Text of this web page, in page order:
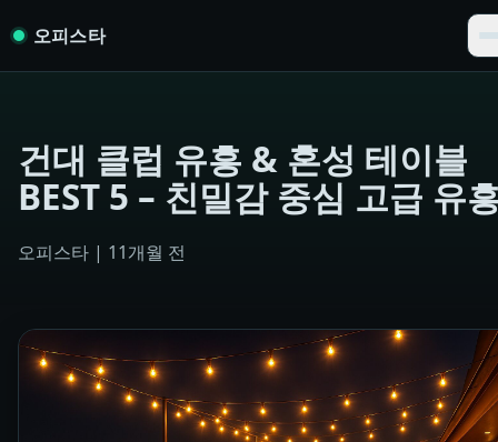
오피스타
건대 클럽 유흥 & 혼성 테이블
BEST 5 – 친밀감 중심 고급 유
오피스타 | 11개월 전